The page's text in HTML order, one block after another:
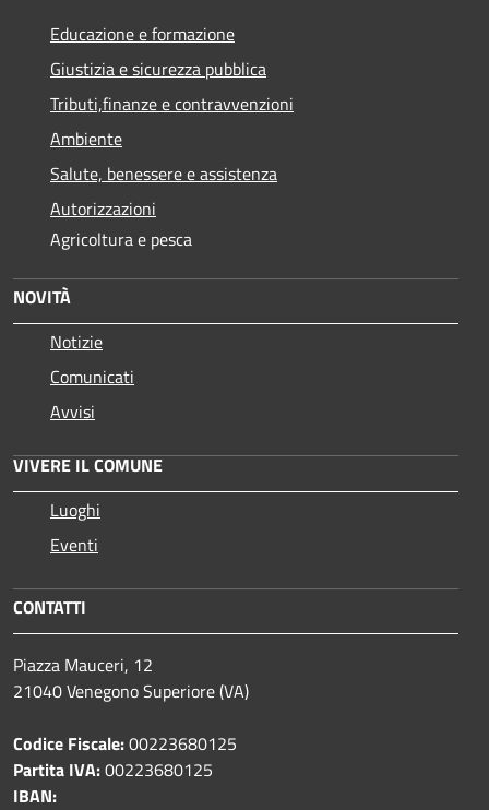
Educazione e formazione
Giustizia e sicurezza pubblica
Tributi,finanze e contravvenzioni
Ambiente
Salute, benessere e assistenza
Autorizzazioni
Agricoltura e pesca
NOVITÀ
Notizie
Comunicati
Avvisi
VIVERE IL COMUNE
Luoghi
Eventi
CONTATTI
Piazza Mauceri, 12
21040 Venegono Superiore (VA)
Codice Fiscale:00223680125
Partita IVA:00223680125
IBAN: